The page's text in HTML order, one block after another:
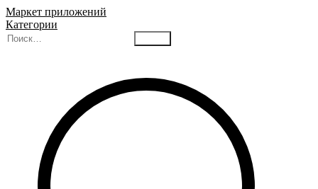
Маркет приложений
Категории